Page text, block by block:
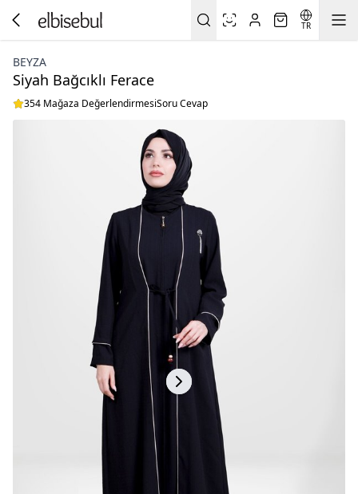
TR
BEYZA
Siyah Bağcıklı Ferace
354 Mağaza DeğerlendirmesiSoru Cevap